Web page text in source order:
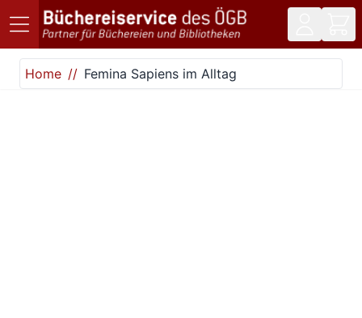
Direkt zum Inhalt
Home
Femina Sapiens im Alltag